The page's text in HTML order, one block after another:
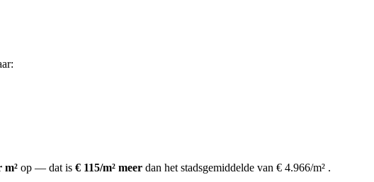
m² op — dat is € 115/m² meer dan het stadsgemiddelde van € 4.966/m² .